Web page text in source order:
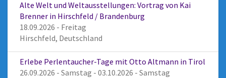
Alte Welt und Weltausstellungen: Vortrag von Kai
Brenner in Hirschfeld / Brandenburg
18.09.2026 - Freitag
Hirschfeld, Deutschland
Erlebe Perlentaucher-Tage mit Otto Altmann in Tirol
26.09.2026 - Samstag - 03.10.2026 - Samstag